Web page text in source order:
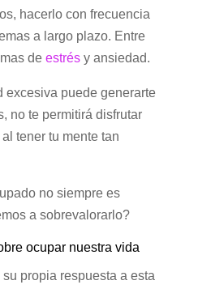
hacerlo con frecuencia
a largo plazo. Entre
de estrésy ansiedad.
excesiva puede generarte
no te permitirá disfrutar
tener tu mente tan
no siempre es
a sobrevalorarlo?
ocupar nuestra vida
propia respuesta a esta